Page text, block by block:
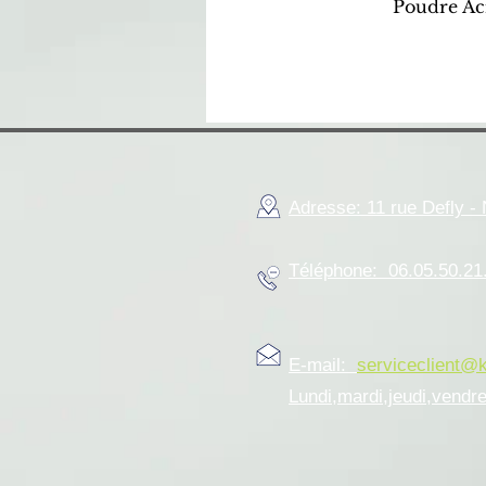
Poudre
Adresse: 11 rue Defly -
Téléphone:
E-mail: